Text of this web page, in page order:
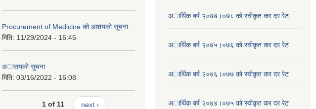
Procurement of Medicine को आशयको सूचना
मिति: 11/29/2024 - 16:45
अासयकाे सुचना
मिति: 03/16/2022 - 16:08
1 of 11 next ›
अार्थिक बर्ष २०७७।०७८ काे स्वीकृत कर दर रेट
अार्थिक बर्ष २०७५।०७६ काे स्वीकृत कर दर रेट
अार्थिक बर्ष २०७६।०७७ काे स्वीकृत कर दर रेट
अार्थिक बर्ष २०७४।०७५ काे स्वीकृत कर दर रेट